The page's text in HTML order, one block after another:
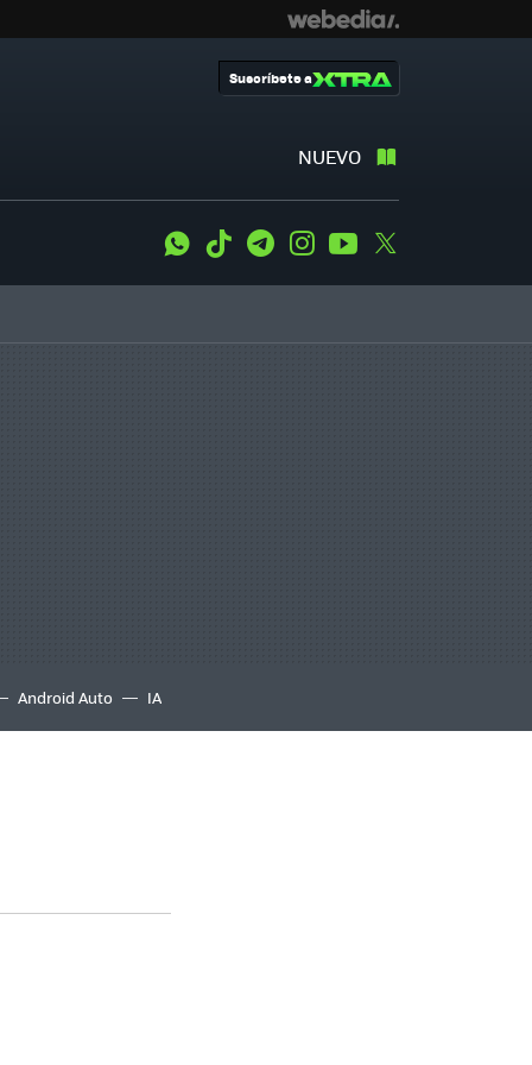
NUEVO
Suscríbete a
WhatsApp
Tiktok TelegramInstagramYoutube
Android Auto IA